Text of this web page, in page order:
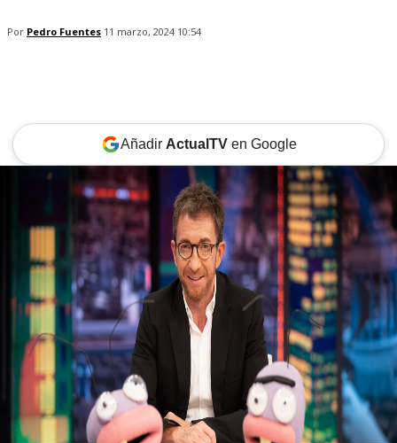
Por Pedro Fuentes 11 marzo, 2024 10:54
Añadir ActualTVen Google